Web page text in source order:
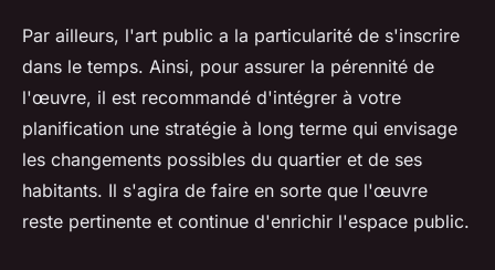
Par ailleurs, l'art public a la particularité de s'inscrire
dans le temps. Ainsi, pour assurer la pérennité de
l'œuvre, il est recommandé d'intégrer à votre
planification une stratégie à long terme qui envisage
les changements possibles du quartier et de ses
habitants. Il s'agira de faire en sorte que l'œuvre
reste pertinente et continue d'enrichir l'espace public.